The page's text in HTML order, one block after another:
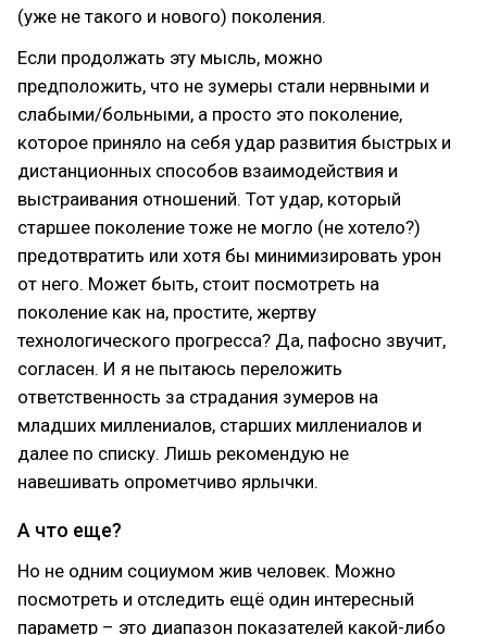
(уже не такого и нового) поколения.
Если продолжать эту мысль, можно
предположить, что не зумеры стали нервными и
слабыми/больными, а просто это поколение,
которое приняло на себя удар развития быстрых и
дистанционных способов взаимодействия и
выстраивания отношений. Тот удар, который
старшее поколение тоже не могло (не хотело?)
предотвратить или хотя бы минимизировать урон
от него. Может быть, стоит посмотреть на
поколение как на, простите, жертву
технологического прогресса? Да, пафосно звучит,
согласен. И я не пытаюсь переложить
ответственность за страдания зумеров на
младших миллениалов, старших миллениалов и
далее по списку. Лишь рекомендую не
навешивать опрометчиво ярлычки.
А что еще?
Но не одним социумом жив человек. Можно
посмотреть и отследить ещё один интересный
параметр – это диапазон показателей какой-либо